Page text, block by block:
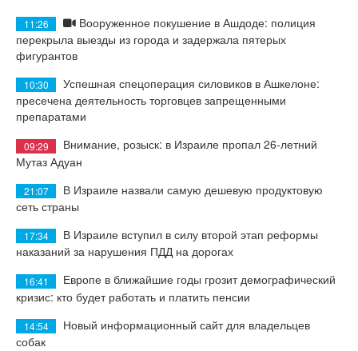
11:26
Вооруженное покушение в Ашдоде: полиция
перекрыла выезды из города и задержала пятерых
фигурантов
10:30
Успешная спецоперация силовиков в Ашкелоне:
пресечена деятельность торговцев запрещенными
препаратами
09:29
Внимание, розыск: в Израиле пропал 26-летний
Мутаз Адуан
21:07
В Израиле назвали самую дешевую продуктовую
сеть страны
17:34
В Израиле вступил в силу второй этап реформы
наказаний за нарушения ПДД на дорогах
16:41
Европе в ближайшие годы грозит демографический
кризис: кто будет работать и платить пенсии
14:54
Новый информационный сайт для владельцев
собак